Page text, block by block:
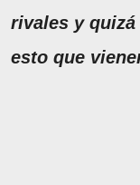
rivales y
esto que